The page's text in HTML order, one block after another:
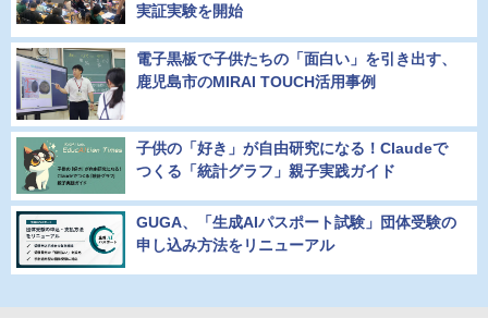
実証実験を開始
電子黒板で子供たちの「面白い」を引き出す、
鹿児島市のMIRAI TOUCH活用事例
子供の「好き」が自由研究になる！Claudeで
つくる「統計グラフ」親子実践ガイド
GUGA、「生成AIパスポート試験」団体受験の
申し込み方法をリニューアル